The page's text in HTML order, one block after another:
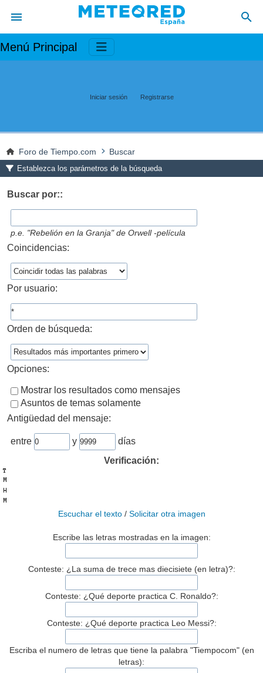
Menú Principal
Iniciar sesión Registrarse
Foro de Tiempo.com Buscar
Establezca los parámetros de la búsqueda
Buscar por::
p.e. "Rebelión en la Granja" de Orwell -película
Coincidencias:
Por usuario:
Orden de búsqueda:
Opciones:
Mostrar los resultados como mensajes
Asuntos de temas solamente
Antigüedad del mensaje:
entre y
días
Verificación:
Escuchar el texto/ Solicitar otra imagen
Escribe las letras mostradas en la imagen:
Conteste: ¿La suma de trece mas diecisiete (en letra)?:
Conteste: ¿Qué deporte practica C. Ronaldo?:
Conteste: ¿Qué deporte practica Leo Messi?:
Escriba el numero de letras que tiene la palabra "Tiempocom" (en
letras):